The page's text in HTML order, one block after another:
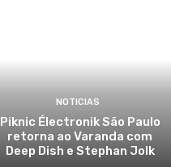
NOTICIAS
Piknic Électronik São Paulo
retorna ao Varanda com
Deep Dish e Stephan Jolk